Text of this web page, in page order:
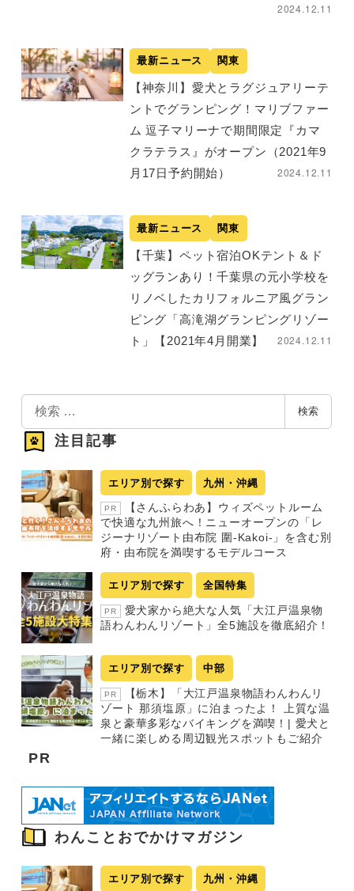
2024.12.11
最新ニュース 関東
【神奈川】愛犬とラグジュアリーテ
ントでグランピング！マリブファー
ム 逗子マリーナで期間限定『カマ
クラテラス』がオープン（2021年9
月17日予約開始）
2024.12.11
最新ニュース 関東
【千葉】ペット宿泊OKテント＆ド
ッグランあり！千葉県の元小学校を
リノベしたカリフォルニア風グラン
ピング「高滝湖グランピングリゾー
ト」【2021年4月開業】
2024.12.11
検
索
検索
注目記事
エリア別で探す 九州・沖縄
PR
【さんふらわあ】ウィズペットルーム
で快適な九州旅へ！ニューオープンの「レ
ジーナリゾート由布院 圍-Kakoi-」を含む別
府・由布院を満喫するモデルコース
エリア別で探す 全国特集
PR
愛犬家から絶大な人気「大江戸温泉物
語わんわんリゾート」全5施設を徹底紹介！
エリア別で探す 中部
PR
【栃木】「大江戸温泉物語わんわんリ
ゾート 那須塩原」に泊まったよ！ 上質な温
泉と豪華多彩なバイキングを満喫！| 愛犬と
一緒に楽しめる周辺観光スポットもご紹介
PR
わんことおでかけマガジン
エリア別で探す 九州・沖縄